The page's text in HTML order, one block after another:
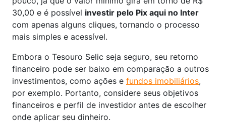
30,00 e é possível investir pelo Pix aqui no Inter
com apenas alguns cliques, tornando o processo
mais simples e acessível.
Embora o Tesouro Selic seja seguro, seu retorno
financeiro pode ser baixo em comparação a outros
investimentos, como ações e fundos imobiliários,
por exemplo. Portanto, considere seus objetivos
financeiros e perfil de investidor antes de escolher
onde aplicar seu dinheiro.